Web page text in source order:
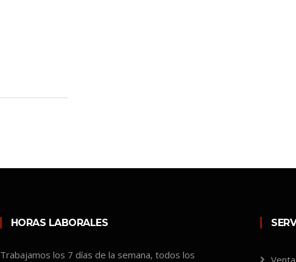
HORAS LABORALES
Trabajamos los 7 días de la semana, todos los